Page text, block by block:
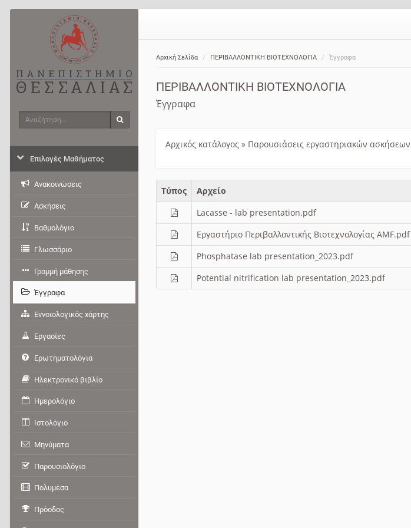
Αρχική Σελίδα ΠΕΡΙΒΑΛΛΟΝΤΙΚΗ ΒΙΟΤΕΧΝΟΛΟΓΙΑ Έγγραφα
ΠΕΡΙΒΑΛΛΟΝΤΙΚΗ ΒΙΟΤΕΧΝΟΛΟΓΙΑ
Έγγραφα
Αρχικός κατάλογος » Παρουσιάσεις εργαστηριακών ασκήσεων
Τύπος Aρχείο
Lacasse - lab presentation.pdf
Εργαστήριο Περιβαλλοντικής Βιοτεχνολογίας AMF.pdf
Phosphatase lab presentation_2023.pdf
Potential nitrification lab presentation_2023.pdf
Αναζήτηση
Επιλογές Μαθήματος
Ανακοινώσεις
Ασκήσεις
Βαθμολόγιο
Γλωσσάριο
Γραμμή μάθησης
Έγγραφα
Εννοιολογικός χάρτης
Εργασίες
Ερωτηματολόγια
Ηλεκτρονικό βιβλίο
Ημερολόγιο
Ιστολόγιο
Μηνύματα
Παρουσιολόγιο
Πολυμέσα
Πρόοδος